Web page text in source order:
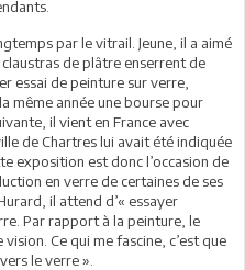
par le vitrail. Jeune, il a aimé
de plâtre enserrent de
essai de peinture sur verre,
même année une bourse pour
il vient en France avec
de Chartres lui avait été indiquée
exposition est donc l’occasion de
en verre de certaines de ses
il attend d’« essayer
Par rapport à la peinture, le
Ce qui me fascine, c’est que
le verre ».